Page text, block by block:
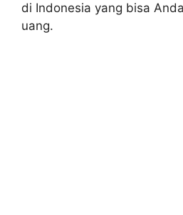
di Indonesia yang bisa
uang.